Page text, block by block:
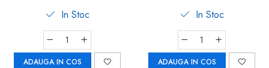
In Stoc
ADAUGA IN COS
In Stoc
ADAUGA IN COS